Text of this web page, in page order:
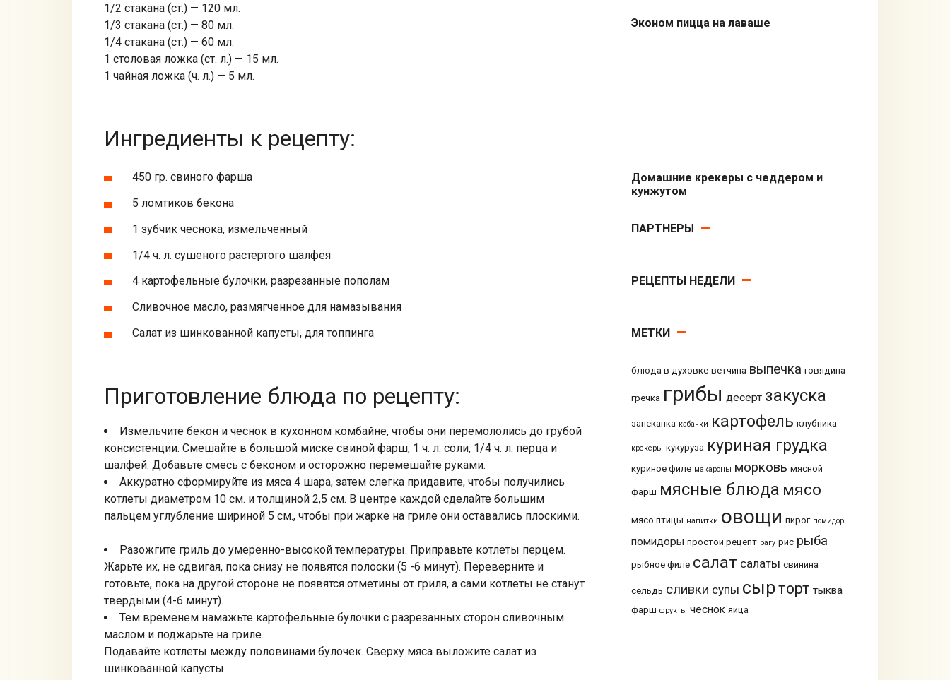
1/2 стакана (ст.) — 120 мл.
1/3 стакана (ст.) — 80 мл.
1/4 стакана (ст.) — 60 мл.
1 столовая ложка (ст. л.) — 15 мл.
1 чайная ложка (ч. л.) — 5 мл.
Ингредиенты к рецепту:
450 гр. свиного фарша
5 ломтиков бекона
1 зубчик чеснока, измельченный
1/4 ч. л. сушеного растертого шалфея
4 картофельные булочки, разрезанные пополам
Сливочное масло, размягченное для намазывания
Салат из шинкованной капусты, для топпинга
Приготовление блюда по рецепту:
Измельчите бекон и чеснок в кухонном комбайне, чтобы они перемололись до грубой
консистенции. Смешайте в большой миске свиной фарш, 1 ч. л. соли, 1/4 ч. л. перца и
шалфей. Добавьте смесь с беконом и осторожно перемешайте руками.
Аккуратно сформируйте из мяса 4 шара, затем слегка придавите, чтобы получились
котлеты диаметром 10 см. и толщиной 2,5 см. В центре каждой сделайте большим
пальцем углубление шириной 5 см., чтобы при жарке на гриле они оставались плоскими.
Разожгите гриль до умеренно-высокой температуры. Приправьте котлеты перцем.
Жарьте их, не сдвигая, пока снизу не появятся полоски (5 -6 минут). Переверните и
готовьте, пока на другой стороне не появятся отметины от гриля, а сами котлеты не станут
твердыми (4-6 минут).
Тем временем намажьте картофельные булочки с разрезанных сторон сливочным
маслом и поджарьте на гриле.
Подавайте котлеты между половинами булочек. Сверху мяса выложите салат из
шинкованной капусты.
Эконом пицца на лаваше
Закуски
Домашние крекеры с чеддером и
кунжутом
ПАРТНЕРЫ
РЕЦЕПТЫ НЕДЕЛИ
МЕТКИ
блюда в духовке ветчина выпечка говядина
гречка грибы десерт закуска
запеканка кабачки картофель клубника
крекеры кукуруза куриная грудка
куриное филе макароны морковь мясной
фарш мясные блюда мясо
мясо птицы напитки овощи пирог помидор
помидоры простой рецепт рагу рис рыба
рыбное филе салат салаты свинина
сельдь сливки супы сырторт тыква
фарш фрукты чеснок яйца